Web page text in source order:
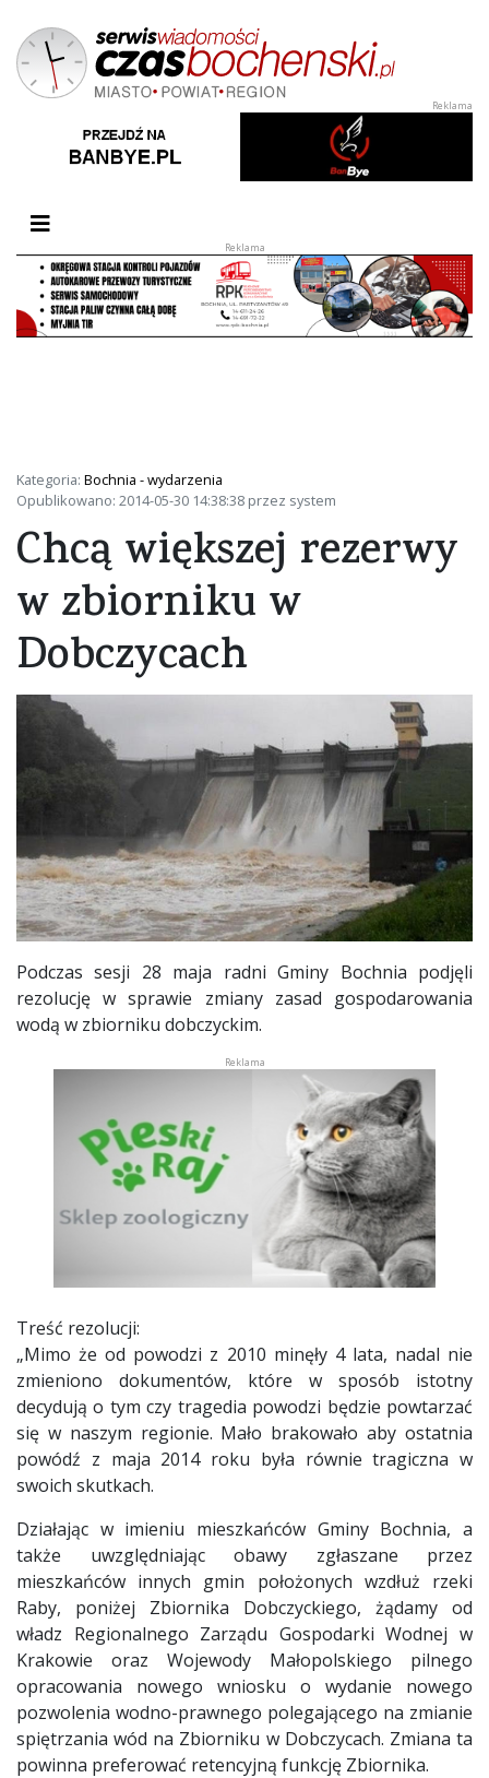
Przełącz nawigację
Kategoria: Bochnia - wydarzenia
Opublikowano: 2014-05-30 14:38:38 przez system
Chcą większej rezerwy
w zbiorniku w
Dobczycach
Podczas sesji 28 maja radni Gminy Bochnia podjęli
rezolucję w sprawie zmiany zasad gospodarowania
wodą w zbiorniku dobczyckim.
Treść rezolucji:
„Mimo że od powodzi z 2010 minęły 4 lata, nadal nie
zmieniono dokumentów, które w sposób istotny
decydują o tym czy tragedia powodzi będzie powtarzać
się w naszym regionie. Mało brakowało aby ostatnia
powódź z maja 2014 roku była równie tragiczna w
swoich skutkach.
Działając w imieniu mieszkańców Gminy Bochnia, a
także uwzględniając obawy zgłaszane przez
mieszkańców innych gmin położonych wzdłuż rzeki
Raby, poniżej Zbiornika Dobczyckiego, żądamy od
władz Regionalnego Zarządu Gospodarki Wodnej w
Krakowie oraz Wojewody Małopolskiego pilnego
opracowania nowego wniosku o wydanie nowego
pozwolenia wodno-prawnego polegającego na zmianie
spiętrzania wód na Zbiorniku w Dobczycach. Zmiana ta
powinna preferować retencyjną funkcję Zbiornika.